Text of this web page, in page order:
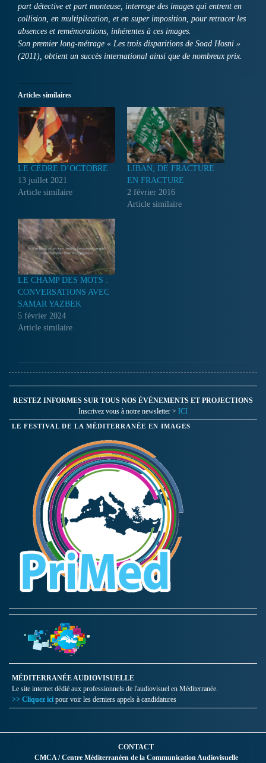
part détective et part monteuse, interroge des images qui entrent en
collision, en multiplication, et en super imposition, pour retracer les
absences et remémorations, inhérentes à ces images.
Son premier long-métrage « Les trois disparitions de Soad Hosni »
(2011), obtient un succès international ainsi que de nombreux prix.
Articles similaires
LE CÈDRE D’OCTOBRE
13 juillet 2021
Article similaire
LIBAN, DE FRACTURE
EN FRACTURE
2 février 2016
Article similaire
LE CHAMP DES MOTS :
CONVERSATIONS AVEC
SAMAR YAZBEK
5 février 2024
Article similaire
RESTEZ INFORMES SUR TOUS NOS ÉVÉNEMENTS ET PROJECTIONS
Inscrivez vous à notre newsletter > ICI
LE FESTIVAL DE LA MÉDITERRANÉE EN IMAGES
MÉDITERRANÉE AUDIOVISUELLE
Le site internet dédié aux professionnels de l'audiovisuel en Méditerranée.
>> Cliquez ici pour voir les derniers appels à candidatures
CONTACT
CMCA / Centre Méditerranéen de la Communication Audiovisuelle